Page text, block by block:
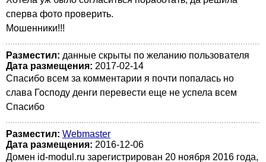
сперва фото проверить.
Мошенники!!!
Разместил: данные скрыты по желанию пользователя
Дата размещения: 2017-02-14
Спасибо всем за комментарии я почти попалась но
слава Господу денги перевести еще не успела всем
Спасибо
Разместил: Webmaster
Дата размещения: 2016-12-06
Домен id-modul.ru зарегистрирован 20 ноября 2016 года,